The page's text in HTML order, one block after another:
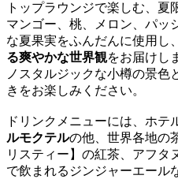
トップラウンジで楽しむ、夏
マンゴー、桃、メロン、パッ
な夏果実をふんだんに使用し、
る爽やかな世界観をお届けし
ノスタルジックな小樽の景色
きをお楽しみください。
ドリンクメニューには、ホテ
ルモクテルの他、世界各地の
リスティー】の紅茶、アフタ
で飲まれるジンジャーエール